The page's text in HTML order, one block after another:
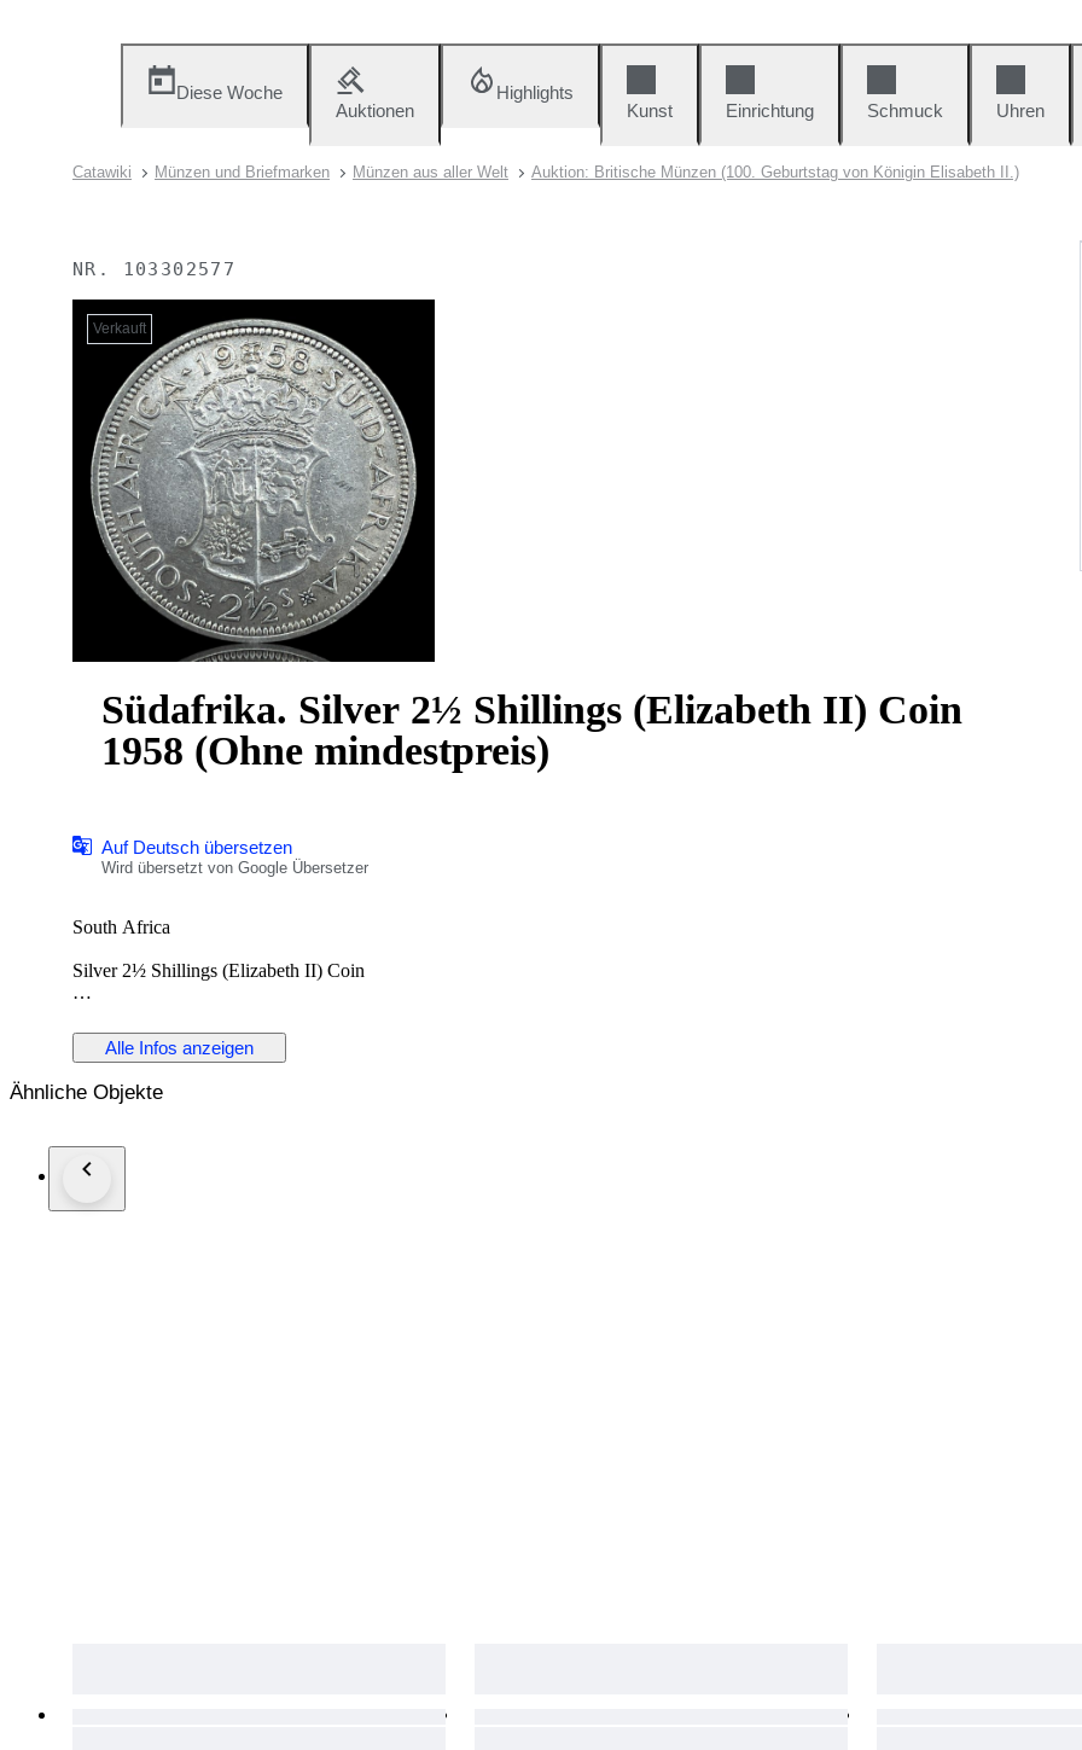
Diese Woche
Auktionen
Highlights
Kunst
Einrichtung Schmuck Uhren
Catawiki Münzen und Briefmarken Münzen aus aller Welt Auktion: Britische Münzen (100. Geburtstag von Königin Elisabeth II.)
NR. 103302577
Verkauft
Südafrika. Silver 2½ Shillings (Elizabeth II) Coin
1958 (Ohne mindestpreis)
Auf Deutsch übersetzen
Wird übersetzt von Google Übersetzer
South Africa
Silver 2½ Shillings (Elizabeth II) Coin
- 2½ Shillings - Elizabeth II (1st portrait)
1953-1960
Silver (.500) • 14.14 g • ⌀ 32.3 mm
Shipping Notice
Alle Infos anzeigen
Ähnliche Objekte